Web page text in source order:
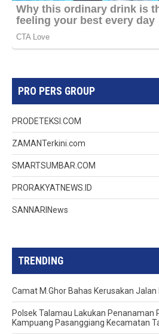
PRO PERS GROUP
PRODETEKSI.COM
ZAMANTerkini.com
SMARTSUMBAR.COM
PRORAKYATNEWS.ID
SANNARINews
TRENDING
Camat M.Ghor Bahas Kerusakan
Polsek Talamau Lakukan Penanaman
Kampuang Pasanggiang Kecamatan